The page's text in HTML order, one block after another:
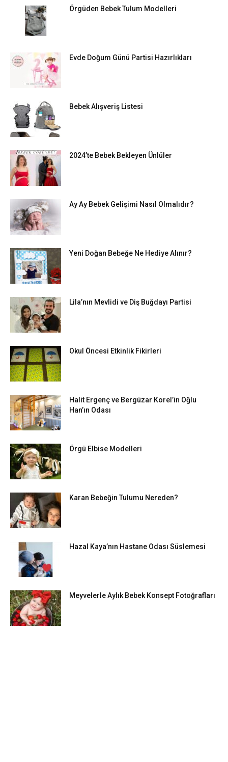
Örgüden Bebek Tulum Modelleri
Evde Doğum Günü Partisi Hazırlıkları
Bebek Alışveriş Listesi
2024’te Bebek Bekleyen Ünlüler
Ay Ay Bebek Gelişimi Nasıl Olmalıdır?
Yeni Doğan Bebeğe Ne Hediye Alınır?
Lila’nın Mevlidi ve Diş Buğdayı Partisi
Okul Öncesi Etkinlik Fikirleri
Halit Ergenç ve Bergüzar Korel’in Oğlu
Han’ın Odası
Örgü Elbise Modelleri
Karan Bebeğin Tulumu Nereden?
Hazal Kaya’nın Hastane Odası Süslemesi
Meyvelerle Aylık Bebek Konsept Fotoğrafları